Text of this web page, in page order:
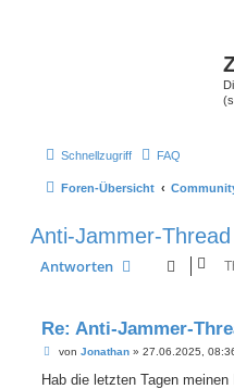
Schnellzugriff FAQ
Foren-Übersicht
Anti-Jammer-Thread
Antworten
Re: Anti-Jammer-
B
i
von Jonathan» 27.06.2025,
Hab die letzten Tagen